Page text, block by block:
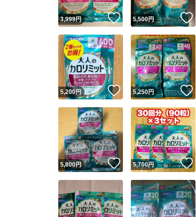
3,999円 いいね！
5,500円
5,200円 いいね！
5,250円
5,800円 いいね！
5,700円